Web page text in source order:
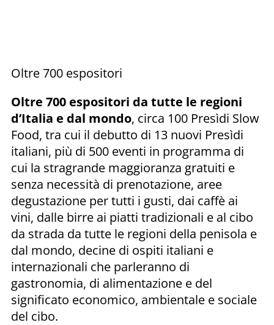
Oltre 700 espositori
Oltre 700 espositori da tutte le regioni
d’Italia e dal mondo, circa 100 Presìdi Slow
Food, tra cui il debutto di 13 nuovi Presìdi
italiani, più di 500 eventi in programma di
cui la stragrande maggioranza gratuiti e
senza necessità di prenotazione, aree
degustazione per tutti i gusti, dai caffè ai
vini, dalle birre ai piatti tradizionali e al cibo
da strada da tutte le regioni della penisola e
dal mondo, decine di ospiti italiani e
internazionali che parleranno di
gastronomia, di alimentazione e del
significato economico, ambientale e sociale
del cibo.